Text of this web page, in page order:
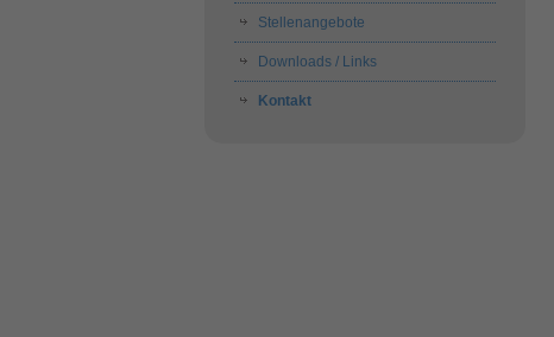
Stellenangebote
Downloads / Links
Kontakt